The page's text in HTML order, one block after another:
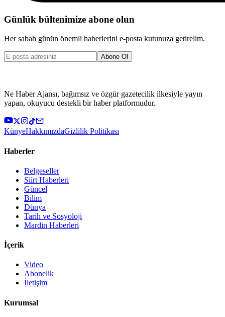
Günlük bültenimize abone olun
Her sabah günün önemli haberlerini e-posta kutunuza getirelim.
Abone Ol
Ne Haber Ajansı, bağımsız ve özgür gazetecilik ilkesiyle yayın
yapan, okuyucu destekli bir haber platformudur.
KünyeHakkımızdaGizlilik Politikası
Haberler
Belgeseller
Siirt Haberleri
Güncel
Bilim
Dünya
Tarih ve Sosyoloji
Mardin Haberleri
İçerik
Video
Abonelik
İletişim
Kurumsal